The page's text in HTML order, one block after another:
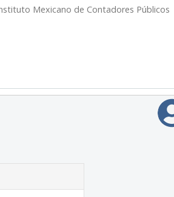
Mexicano de Contadores Públicos